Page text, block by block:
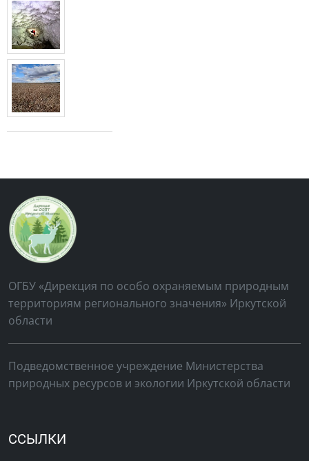
ОГБУ «Дирекция по особо охраняемым природным
территориям регионального значения» Иркутской
области
Подведомственное учреждение Министерства
природных ресурсов и экологии Иркутской области
ССЫЛКИ